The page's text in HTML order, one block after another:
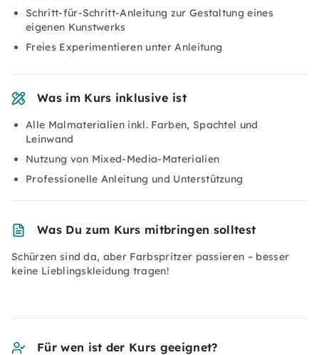
Schritt-für-Schritt-Anleitung zur Gestaltung eines
eigenen Kunstwerks
Freies Experimentieren unter Anleitung
Was im Kurs inklusive ist
Alle Malmaterialien inkl. Farben, Spachtel und
Leinwand
Nutzung von Mixed-Media-Materialien
Professionelle Anleitung und Unterstützung
Was Du zum Kurs mitbringen solltest
Schürzen sind da, aber Farbspritzer passieren – besser
keine Lieblingskleidung tragen!
Für wen ist der Kurs geeignet?